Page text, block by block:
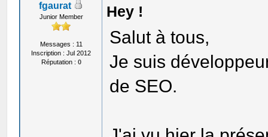
fgaurat
Junior Member
Messages : 11
Inscription : Jul 2012
Réputation : 0
Hey !
Salut à tous,
Je suis
de SEO.